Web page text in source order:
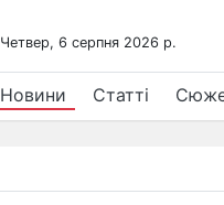
Четвер, 6 серпня 2026 р.
Новини Статті